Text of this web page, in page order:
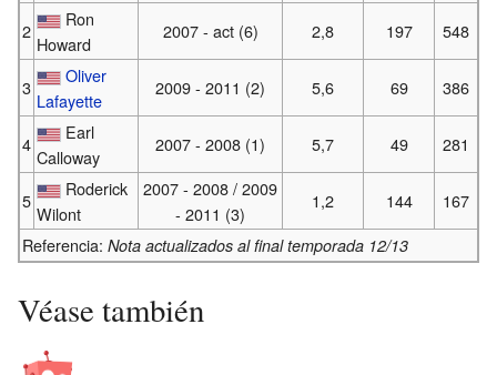
2
Ron
Howard
2007 - act (6) 2,8 197 548
3
Oliver
Lafayette
2009 - 2011 (2) 5,6 69 386
4
Earl
Calloway
2007 - 2008 (1) 5,7 49 281
5
Roderick
Wilont
2007 - 2008 / 2009
- 2011 (3)
1,2 144
167
Referencia: Nota actualizados al final temporada 12/13
Véase también